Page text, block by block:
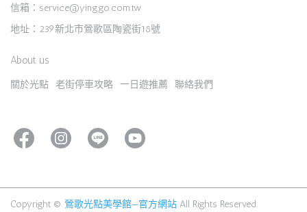
信箱：service@yinggo.com.tw
地址：239新北市鶯歌區陶瓷街18號
About us
關於光點 老街停車攻略 一日遊推薦 聯絡我們
Copyright © 鶯歌光點美學館—官方網站 All Rights Reserved.